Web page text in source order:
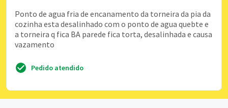
Ponto de agua fria de encanamento da torneira da pia da
cozinha esta desalinhado com o ponto de agua quebte e
a torneira q fica BA parede fica torta, desalinhada e causa
vazamento
Pedido atendido